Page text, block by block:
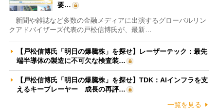
要…
新聞や雑誌など多数の金融メディアに出演するグローバルリン
クアドバイザーズ代表の戸松信博氏が、最新…
【戸松信博氏「明日の爆騰株」を探せ】レーザーテック：最先
端半導体の製造に不可欠な検査装…
【戸松信博氏「明日の爆騰株」を探せ】TDK：AIインフラを支
えるキープレーヤー 成長の再評…
一覧を見る